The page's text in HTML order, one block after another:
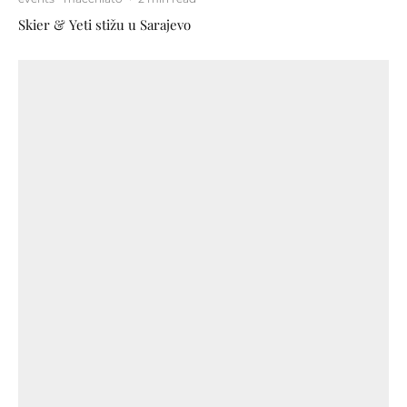
Skier & Yeti stižu u Sarajevo